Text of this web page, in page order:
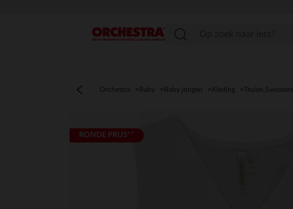
menu
Orchestra Baby Baby jongen Kleding
RONDE PRIJS**